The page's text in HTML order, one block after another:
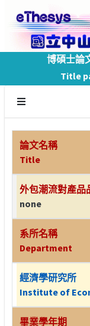
博碩士論
Title
論文名稱
Title
外包潮流對產品
none
系所名稱
Department
經濟學研究所
Institute of
畢業學年期